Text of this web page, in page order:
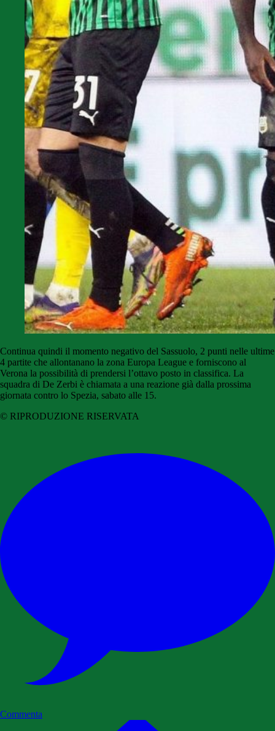
Continua quindi il momento negativo del Sassuolo, 2 punti nelle ultime
4 partite che allontanano la zona Europa League e forniscono al
Verona la possibilità di prendersi l’ottavo posto in classifica. La
squadra di De Zerbi è chiamata a una reazione già dalla prossima
giornata contro lo Spezia, sabato alle 15.
© RIPRODUZIONE RISERVATA
Commenta